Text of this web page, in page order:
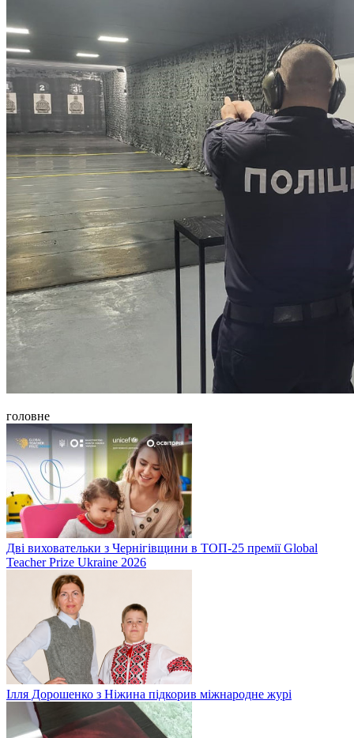
головне
Дві виховательки з Чернігівщини в ТОП-25 премії Global
Teacher Prize Ukraine 2026
Ілля Дорошенко з Ніжина підкорив міжнародне журі